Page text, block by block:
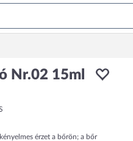
Nr.02 15ml
érzet a bőrön; a bőr